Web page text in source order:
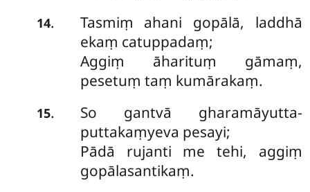
14.
Tasmiṃ ahani gopālā, laddhā
ekaṃ catuppadaṃ;
Aggiṃ āharituṃ gāmaṃ,
pesetuṃ taṃ kumārakaṃ.
15.
So gantvā gharamāyutta-
puttakaṃyeva pesayi;
Pādā rujanti me tehi, aggiṃ
gopālasantikaṃ.